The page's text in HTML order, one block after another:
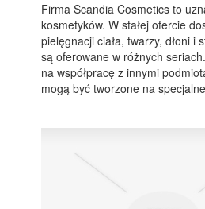
Firma Scandia Cosmetics to
kosmetyków. W stałej ofercie
pielęgnacji ciała, twarzy, dłoni i
są oferowane w różnych
na współpracę z innymi
mogą być tworzone na